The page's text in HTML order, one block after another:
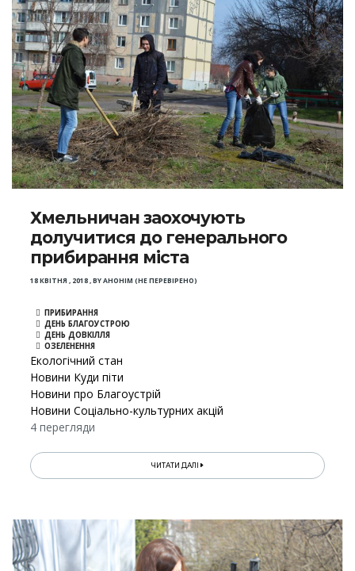
Хмельничан заохочують
долучитися до генерального
прибирання міста
18 КВІТНЯ , 2018,BYАНОНІМ (НЕ ПЕРЕВІРЕНО)
ПРИБИРАННЯ
ДЕНЬ БЛАГОУСТРОЮ
ДЕНЬ ДОВКІЛЛЯ
ОЗЕЛЕНЕННЯ
Екологічний стан
Новини Куди піти
Новини про Благоустрій
Новини Соціально-культурних акцій
4 перегляди
ЧИТАТИ ДАЛІ